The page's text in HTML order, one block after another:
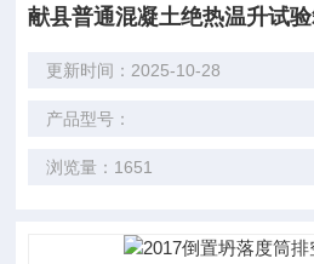
献县普通混凝土绝热温升试
更新时间：2025-10-28
产品型号：
浏览量：1651